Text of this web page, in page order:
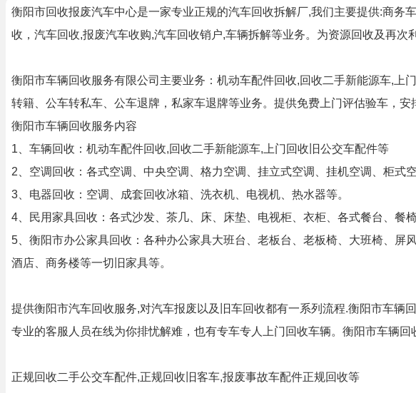
衡阳市回收报废汽车中心是一家专业正规的汽车回收拆解厂,我们主要提供:商务
收，汽车回收,报废汽车收购,汽车回收销户,车辆拆解等业务。为资源回收及再次
衡阳市车辆回收服务有限公司主要业务：机动车配件回收,回收二手新能源车,上
转籍、公车转私车、公车退牌，私家车退牌等业务。提供免费上门评估验车，安
衡阳市车辆回收服务内容
1、车辆回收：机动车配件回收,回收二手新能源车,上门回收旧公交车配件等
2、空调回收：各式空调、中央空调、格力空调、挂立式空调、挂机空调、柜式
3、电器回收：空调、成套回收冰箱、洗衣机、电视机、热水器等。
4、民用家具回收：各式沙发、茶几、床、床垫、电视柜、衣柜、各式餐台、餐
5、衡阳市办公家具回收：各种办公家具大班台、老板台、老板椅、大班椅、屏
酒店、商务楼等一切旧家具等。
提供衡阳市汽车回收服务,对汽车报废以及旧车回收都有一系列流程.衡阳市车
专业的客服人员在线为你排忧解难，也有专车专人上门回收车辆。衡阳市车辆回
正规回收二手公交车配件,正规回收旧客车,报废事故车配件正规回收等